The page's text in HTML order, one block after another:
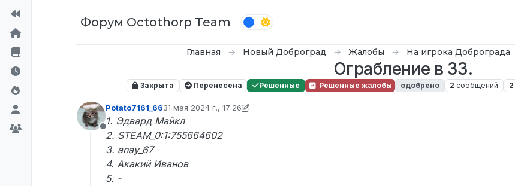
Форум Octothorp Team
Главная Новый Доброград Жалобы На игрока Доброграда
Ограбление в ЗЗ.
Закрыта Перенесена Решенные Решенные жалобы одобрено 2 сообщений 2
Не в сети
Potato7161_6631 мая 2024 г., 17:26
отредактировано Potato7161_66
1. Эдвард Майкл
2. STEAM_0:1:755664602
3. anay_67
4. Акакий Иванов
5. -